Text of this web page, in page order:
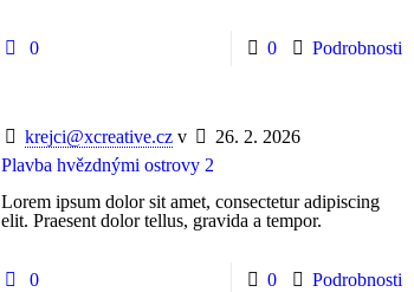
0 0 Podrobnosti
krejci@xcreative.cz v
26. 2. 2026
Plavba hvězdnými ostrovy 2
Lorem ipsum dolor sit amet, consectetur adipiscing
elit. Praesent dolor tellus, gravida a tempor.
0 0 Podrobnosti